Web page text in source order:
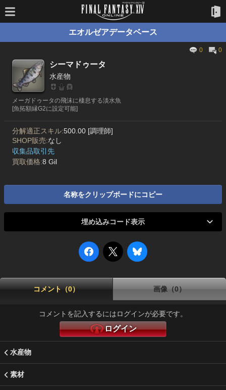
エオルゼアデータベース
0 0
シーマドゥータ
水産物
メーガドゥータの飛沫に棲息する淡水魚
[魚拓額縁G2に設定可能]
分解適正スキル:500.00 [調理師]
SHOP販売:なし
収集品取引先
買取価格:8 Gil
名称をクリップボードにコピー
埋め込みコード表示
コメント（0） 画像（0）
コメントを記入するにはログインが必要です。
ログイン
水産物
素材